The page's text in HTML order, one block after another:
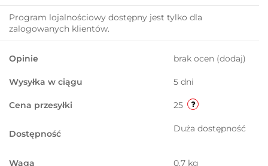
Program lojalnościowy dostępny jest tylko dla
zalogowanych klientów.
Opinie brak ocen (dodaj)
Wysyłka w ciągu 5 dni
Cena przesyłki 25
Dostępność Duża dostępność
Waga 0.7 kg